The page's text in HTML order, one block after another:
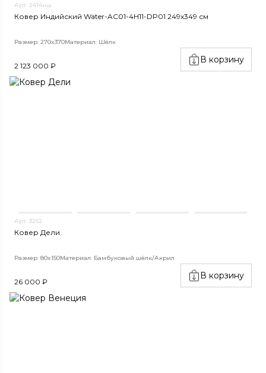
Арт. 2414нш
Ковер Индийский Water-AC01-4H11-DP01 249x349 см
Размер: 270x370Материал: Шёлк
2 123 000 ₽
В корзину
Арт. 3252
Ковер Дели
Размер: 80x150Материал: Бамбуковый шёлк/Акрил
26 000 ₽
В корзину